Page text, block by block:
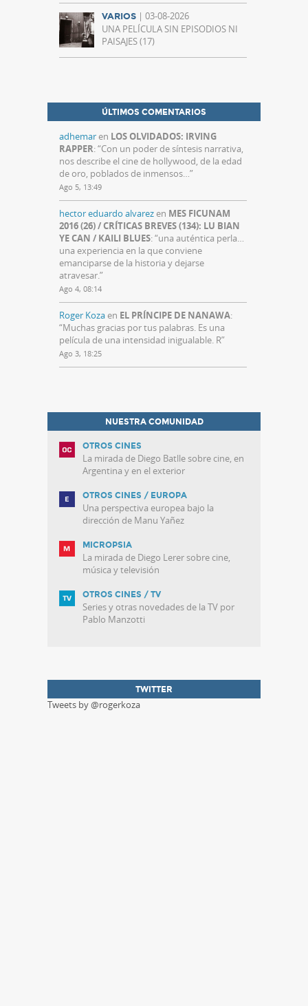
VARIOS | 03-08-2026
UNA PELÍCULA SIN EPISODIOS NI
PAISAJES (17)
ÚLTIMOS COMENTARIOS
adhemaren LOS OLVIDADOS: IRVING
RAPPER: “Con un poder de síntesis narrativa,
nos describe el cine de hollywood, de la edad
de oro, poblados de inmensos…”
Ago 5, 13:49
hector eduardo alvarezen MES FICUNAM
2016 (26) / CRÍTICAS BREVES (134): LU BIAN
YE CAN / KAILI BLUES: “una auténtica perla…
una experiencia en la que conviene
emanciparse de la historia y dejarse
atravesar.”
Ago 4, 08:14
Roger Kozaen EL PRÍNCIPE DE NANAWA:
“Muchas gracias por tus palabras. Es una
película de una intensidad inigualable. R”
Ago 3, 18:25
NUESTRA COMUNIDAD
OTROS CINES
La mirada de Diego Batlle sobre cine, en
Argentina y en el exterior
OTROS CINES / EUROPA
Una perspectiva europea bajo la
dirección de Manu Yañez
MICROPSIA
La mirada de Diego Lerer sobre cine,
música y televisión
OTROS CINES / TV
Series y otras novedades de la TV por
Pablo Manzotti
TWITTER
Tweets by @rogerkoza